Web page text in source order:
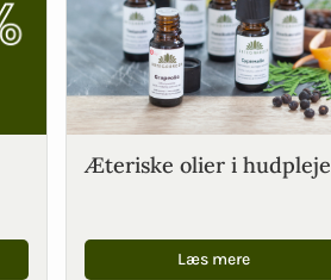
Æteriske olier i hudpleje
Læs mere